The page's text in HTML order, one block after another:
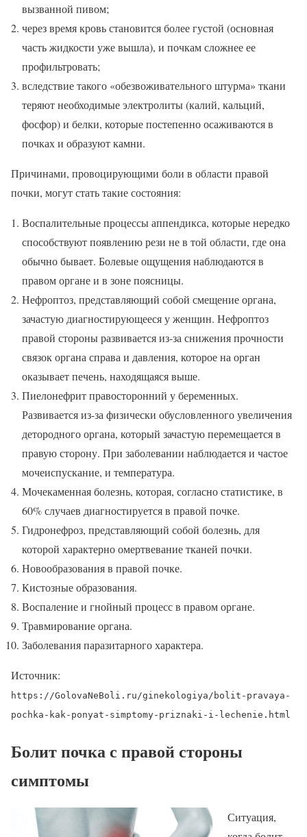
вызванной пивом;
через время кровь становится более густой (основная
часть жидкости уже вышла), и почкам сложнее ее
профильтровать;
вследствие такого «обезвоживательного штурма» ткани
теряют необходимые электролиты (калий, кальций,
фосфор) и белки, которые постепенно осаживаются в
почках и образуют камни.
Причинами, провоцирующими боли в области правой
почки, могут стать такие состояния:
Воспалительные процессы аппендикса, которые нередко
способствуют появлению рези не в той области, где она
обычно бывает. Болевые ощущения наблюдаются в
правом органе и в зоне поясницы.
Нефроптоз, представляющий собой смещение органа,
зачастую диагностирующееся у женщин. Нефроптоз
правой стороны развивается из-за снижения прочности
связок органа справа и давления, которое на орган
оказывает печень, находящаяся выше.
Пиелонефрит правосторонний у беременных.
Развивается из-за физически обусловленного увеличения
детородного органа, который зачастую перемещается в
правую сторону. При заболевании наблюдается и частое
мочеиспускание, и температура.
Мочекаменная болезнь, которая, согласно статистике, в
60% случаев диагностируется в правой почке.
Гидронефроз, представляющий собой болезнь, для
которой характерно омертвевание тканей почки.
Новообразования в правой почке.
Кистозные образования.
Воспаление и гнойный процесс в правом органе.
Травмирование органа.
Заболевания паразитарного характера.
Источник:
https://GolovaNeBoli.ru/ginekologiya/bolit-pravaya-
pochka-kak-ponyat-simptomy-priznaki-i-lechenie.html
Болит почка с правой стороны
симптомы
Ситуация,